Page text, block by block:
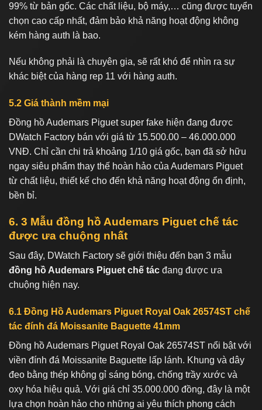
99% từ bản gốc. Các chất liệu, bộ máy,… cũng được tuyển
chọn cao cấp nhất, đảm bảo khả năng hoạt động không
kém hàng auth là bao.
Nếu không phải là chuyên gia, sẽ rất khó để nhìn ra sự
khác biệt của hàng rep 11 với hàng auth.
5.2 Giá thành mềm mại
Đồng hồ Audemars Piguet super fake hiện đang được
DWatch Factory bán với giá từ 15.500.00 – 46.000.000
VNĐ. Chỉ cần chi trả khoảng 1/10 giá gốc, bạn đã sở hữu
ngay siêu phẩm thay thế hoàn hảo của Audemars Piguet
từ chất liệu, thiết kế cho đến khả năng hoạt động ổn định,
bền bỉ.
6. 3 Mẫu đồng hồ Audemars Piguet chế tác
được ưa chuộng nhất
Sau đây, DWatch Factory sẽ giới thiệu đến bạn 3 mẫu
đồng hồ Audemars Piguet chế tác đang được ưa
chuộng hiện nay.
6.1 Đồng Hồ Audemars Piguet Royal Oak 26574ST chế
tác đính đá Moissanite Baguette 41mm
Đồng hồ Audemars Piguet Royal Oak 26574ST nổi bật với
viền đính đá Moissanite Baguette lấp lánh. Khung và dây
đeo bằng thép không gỉ sáng bóng, chống trầy xước và
oxy hóa hiệu quả. Với giá chỉ 35.000.000 đồng, đây là một
lựa chọn hoàn hảo cho những ai yêu thích phong cách